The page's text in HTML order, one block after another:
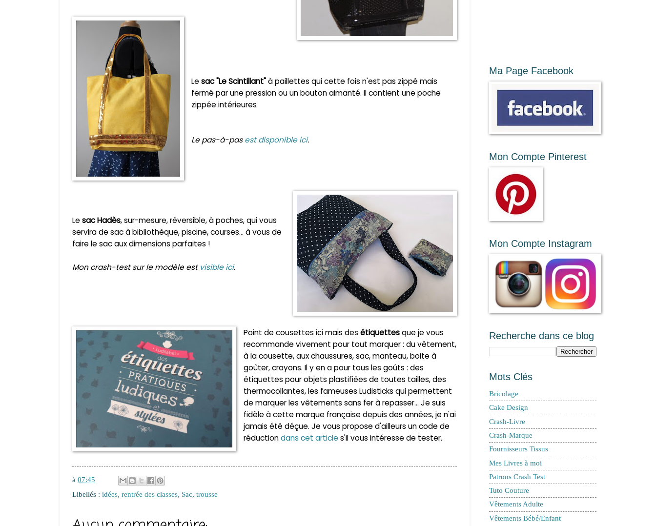
Lesac "Le Scintillant"à paillettes qui cette fois n'est pas zippé mais
fermé par une pression ou un bouton aimanté. Il contient une poche
zippée intérieures
Le pas-à-pasest disponible ici.
Lesac Hadès, sur-mesure, réversible, à poches, qui vous
servira de sac à bibliothèque, piscine, courses... à vous de
faire le sac aux dimensions parfaites !
Mon crash-test sur le modèle est visible ici.
Point de cousettes ici mais desétiquettesque je vous
recommande vivement pour tout marquer : du vêtement,
à la cousette, aux chaussures, sac, manteau, boite à
goûter, crayons. Il y en a pour tous les goûts : des
étiquettes pour objets plastifiées de toutes tailles, des
thermocollantes, les fameuses Ludisticks qui permettent
de marquer les vêtements sans fer à repasser... Je suis
fidèle à cette marque française depuis des années, je n'ai
jamais été déçue. Je vous propose d'ailleurs un code de
réductiondans cet article s'il vous intéresse de tester.
à 07:45
Libellés : idées, rentrée des classes, Sac, trousse
Ma Page Facebook
Mon Compte Pinterest
Mon Compte Instagram
Recherche dans ce blog
Mots Clés
Bricolage
Cake Design
Crash-Livre
Crash-Marque
Fournisseurs Tissus
Mes Livres à moi
Patrons Crash Test
Tuto Couture
Vêtements Adulte
Vêtements Bébé/Enfant